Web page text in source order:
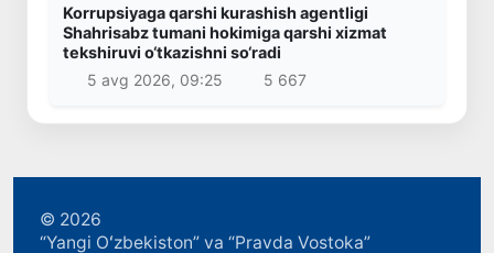
Korrupsiyaga qarshi kurashish agentligi
Shahrisabz tumani hokimiga qarshi xizmat
tekshiruvi o‘tkazishni so‘radi
5 avg 2026, 09:25
5 667
© 2026
“Yangi Oʻzbekiston” va “Pravda Vostoka”